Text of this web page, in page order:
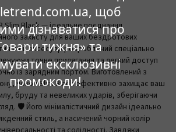
щоб
дізнаватися про
тижня» та
ексклюзивні
промокоди!
Slim Black — ідеальне поєднання
захисту для ваших бездротових
аксесуар розроблений спеціально
точне прилягання та легкий доступ
із зарядним портом. Виготовлений з
чохол Slim Black ефективно захищає ваш
бруду та невеликих ударів, зберігаючи
🛡️ Його мінімалістичний дизайн ідеально
стиль, а насичений чорний колір